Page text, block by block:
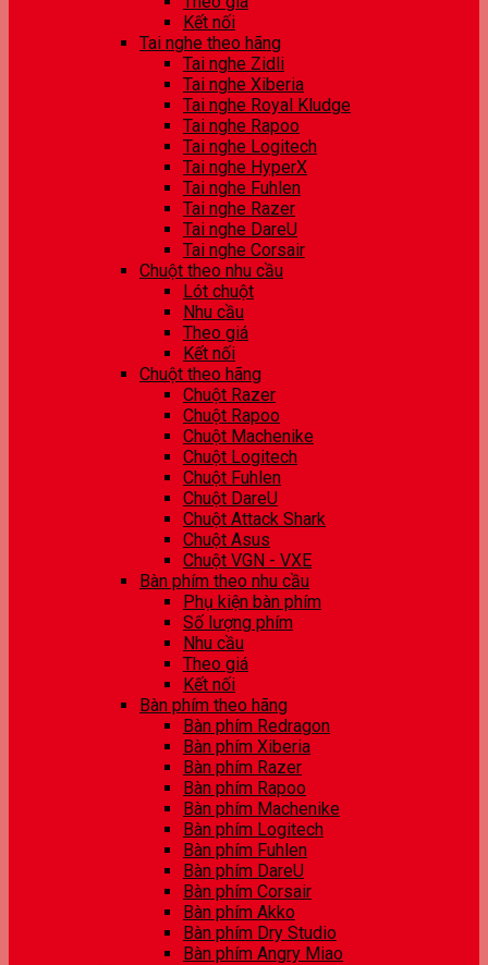
Kết nối
Tai nghe theo hãng
Tai nghe Zidli
Tai nghe Xiberia
Tai nghe Royal Kludge
Tai nghe Rapoo
Tai nghe Logitech
Tai nghe HyperX
Tai nghe Fuhlen
Tai nghe Razer
Tai nghe DareU
Tai nghe Corsair
Chuột theo nhu cầu
Lót chuột
Nhu cầu
Theo giá
Kết nối
Chuột theo hãng
Chuột Razer
Chuột Rapoo
Chuột Machenike
Chuột Logitech
Chuột Fuhlen
Chuột DareU
Chuột Attack Shark
Chuột Asus
Chuột VGN - VXE
Bàn phím theo nhu cầu
Phụ kiện bàn phím
Số lượng phím
Nhu cầu
Theo giá
Kết nối
Bàn phím theo hãng
Bàn phím Redragon
Bàn phím Xiberia
Bàn phím Razer
Bàn phím Rapoo
Bàn phím Machenike
Bàn phím Logitech
Bàn phím Fuhlen
Bàn phím DareU
Bàn phím Corsair
Bàn phím Akko
Bàn phím Dry Studio
Bàn phím Angry Miao